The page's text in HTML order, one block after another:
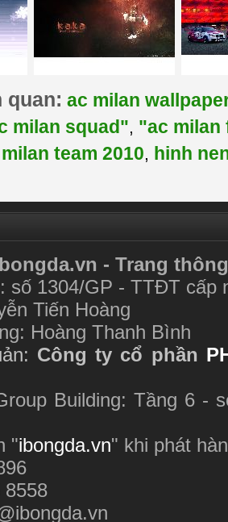
quan: ac milan
milan squad", "ac milan
team 2010, hinh
- Trang
số 1304/GP - TTĐT cấp
Tiến Hoàng
Hoàng Thanh Bình
Công ty cổ phần
Building: Tầng 6 -
"ibongda.vn" khi phát
8558